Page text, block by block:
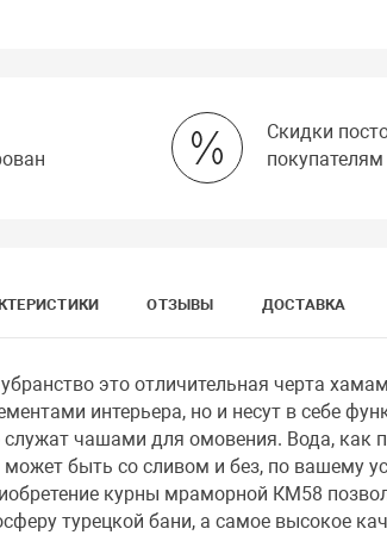
Скидки
покупателям
ОТЗЫВЫ ДОСТАВКА
это отличительная черта
интерьера, но и несут в себе
чашами для омовения. Вода, как
быть со сливом и без, по вашему
курны мраморной КМ58
турецкой бани, а самое высокое